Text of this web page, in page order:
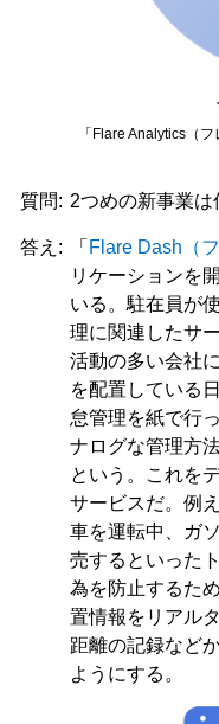
「Flare Analytics（
質問: 2つめの新事業は
答え: 「 Flare Dash（
リケーションを
いる。駐在員が
理に関連したサ
活動の多い会社
を配置している
怠管理を紙で行
ナログな管理方
という。これを
サービスだ。例
車を運転中、ガ
売するといった
為を防止するた
置情報をリアル
距離の記録など
ようにする。